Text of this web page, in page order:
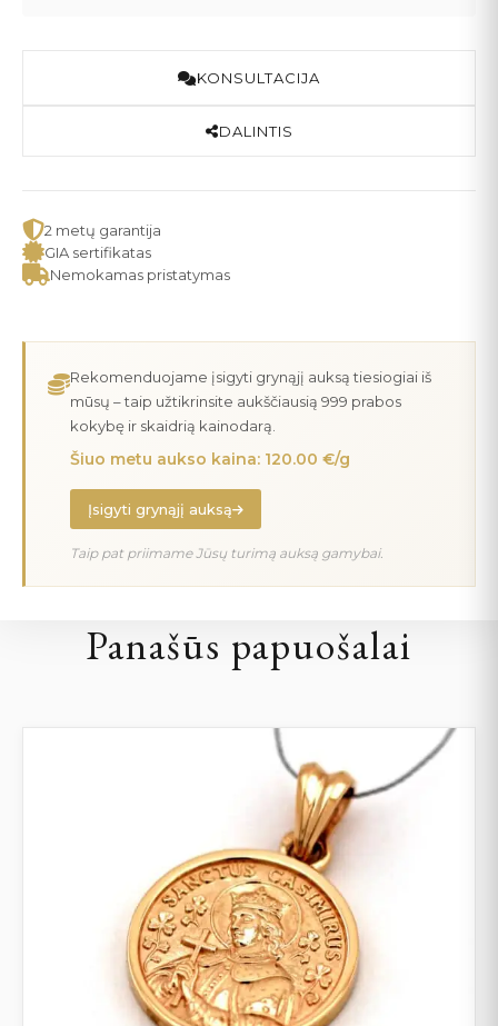
KONSULTACIJA
DALINTIS
2 metų garantija
GIA sertifikatas
Nemokamas pristatymas
Rekomenduojame įsigyti grynąjį auksą tiesiogiai iš
mūsų – taip užtikrinsite aukščiausią 999 prabos
kokybę ir skaidrią kainodarą.
Šiuo metu aukso kaina: 120.00 €/g
Įsigyti grynąjį auksą
Taip pat priimame Jūsų turimą auksą gamybai.
Panašūs papuošalai